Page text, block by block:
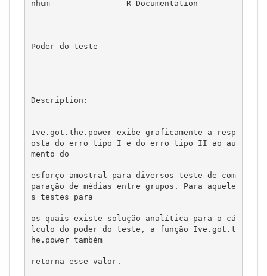
nhum                R Documentation
Poder do teste
Description:
Ive.got.the.power exibe graficamente a resp
osta do erro tipo I e do erro tipo II ao au
mento do
esforço amostral para diversos teste de com
paração de médias entre grupos. Para aquele
s testes para
os quais existe solução analítica para o cá
lculo do poder do teste, a função Ive.got.t
he.power também
retorna esse valor.